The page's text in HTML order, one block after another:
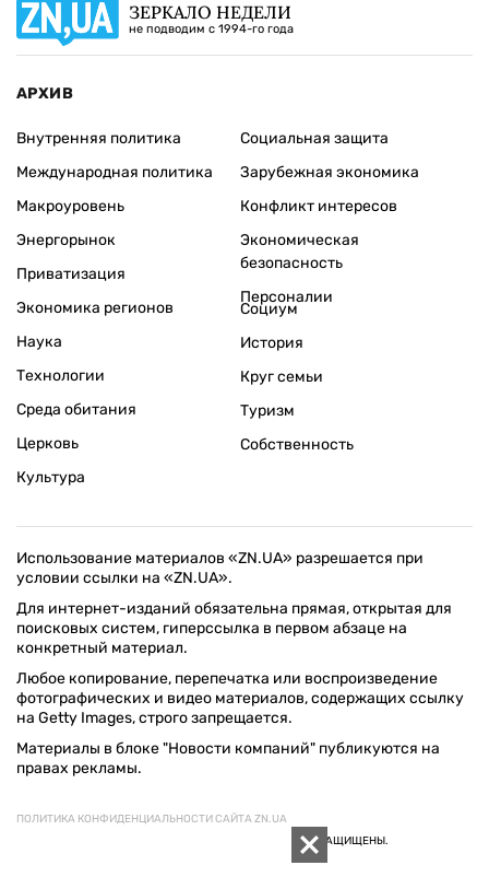
ЗЕРКАЛО НЕДЕЛИ
не подводим с 1994-го года
АРХИВ
Внутренняя политика
Международная политика
Макроуровень
Энергорынок
Приватизация
Экономика регионов
Социальная защита
Зарубежная экономика
Конфликт интересов
Экономическая
безопасность
Персоналии
Наука
Технологии
Среда обитания
Церковь
Культура
Социум
История
Круг семьи
Туризм
Собственность
Использование материалов «ZN.UA» разрешается при
условии ссылки на «ZN.UA».
Для интернет-изданий обязательна прямая, открытая для
поисковых систем, гиперссылка в первом абзаце на
конкретный материал.
Любое копирование, перепечатка или воспроизведение
фотографических и видео материалов, содержащих ссылку
на Getty Images, строго запрещается.
Материалы в блоке "Новости компаний" публикуются на
правах рекламы.
ПОЛИТИКА КОНФИДЕНЦИАЛЬНОСТИ САЙТА ZN.UA
© 1994–2026 «ЗЕРКАЛО НЕДЕЛИ. УКРАИНА». ВСЕ ПРАВА ЗАЩИЩЕНЫ.